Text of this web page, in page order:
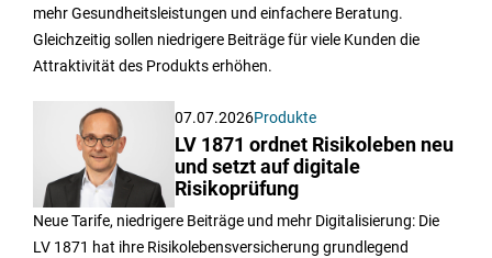
mehr Gesundheitsleistungen und einfachere Beratung.
Gleichzeitig sollen niedrigere Beiträge für viele Kunden die
Attraktivität des Produkts erhöhen.
07.07.2026Produkte
LV 1871 ordnet Risikoleben neu
und setzt auf digitale
Risikoprüfung
Neue Tarife, niedrigere Beiträge und mehr Digitalisierung: Die
LV 1871 hat ihre Risikolebensversicherung grundlegend